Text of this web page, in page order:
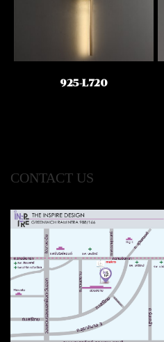
925-L720
CONTACT US